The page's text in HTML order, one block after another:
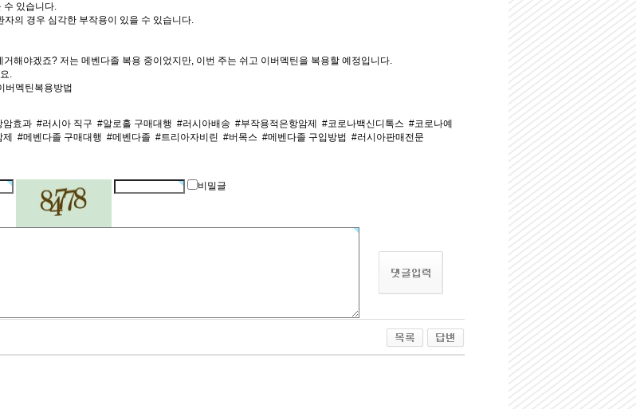
수 있습니다.
의 경우 심각한 부작용이 있을 수 있습니다.
해야겠죠? 저는 메벤다졸 복용 중이었지만, 이번 주는 쉬고 이버멕틴을 복용할 예정입니다.
.
버멕틴복용방법
암효과 #러시아 직구 #알로홀 구매대행 #러시아배송 #부작용적은항암제 #코로나백신디톡스 #코로나예
#메벤다졸 구매대행 #메벤다졸 #트리아자비린 #버목스 #메벤다졸 구입방법 #러시아판매전문
비밀글